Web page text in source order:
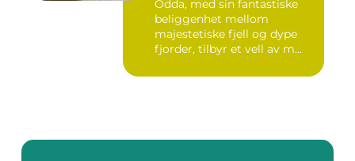
Odda, med sin fantastiske
beliggenhet mellom
majestetiske fjell og dype
fjorder, tilbyr et vell av m...